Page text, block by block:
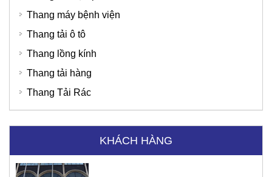
Thang máy bệnh viện
Thang tải ô tô
Thang lồng kính
Thang tải hàng
Thang Tải Rác
KHÁCH HÀNG
Tập đoàn Viettel